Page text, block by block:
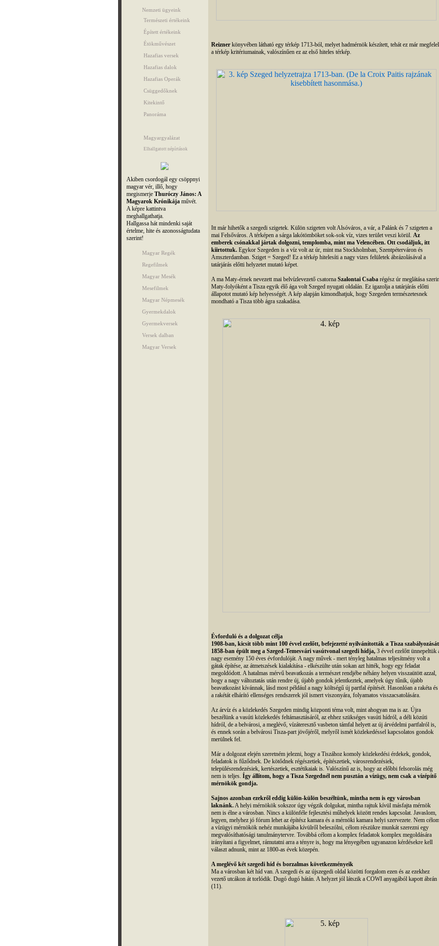
Nemzeti ügyeink
Természeti értékeink
Épített értékeink
Étökművészet
Hazafias versek
Hazafias dalok
Hazafias Operák
Csüggedőknek
Kitekintő
Panoráma
Magyargyalázat
Elhallgatott népírtások
Akiben csordogál egy csöppnyi
magyar vér, illő, hogy
megismerje Thuróczy János: A
Magyarok Krónikájaművét.
A képre kattintva
meghallgathatja.
Hallgassa hát mindenki saját
értelme, hite és azonosságtudata
szerint!
Magyar Regék
Regefilmek
Magyar Mesék
Mesefilmek
Magyar Népmesék
Gyermekdalok
Gyermekversek
Versek dalban
Magyar Versek
Reiznerkönyvében látható egy térkép 1713-ból, melyet hadmérnök készített, tehát ez már megfelel
a térkép kritériumainak, valószínűen ez az első hiteles térkép.
Itt már hihetők a szegedi szigetek. Külön szigeten volt Alsóváros, a vár, a Palánk és 7 szigeten a
mai Felsőváros. A térképen a sárga lakótömböket sok-sok víz, vizes terület veszi körül. Az
emberek csónakkal jártak dolgozni, templomba, mint ma Velencében. Ott csodáljuk, itt
kiirtottuk.Egykor Szegeden is a víz volt az úr, mint ma Stockholmban, Szentpéterváron és
Amszterdamban. Sziget = Szeged! Ez a térkép hitelesíti a nagy vizes felületek ábrázolásával a
tatárjárás előtti helyzetet mutató képet.
A ma Maty-érnek nevezett mai belvízlevezető csatorna Szalontai Csabarégész úr meglátása
Maty-folyóként a Tisza egyik élő ága volt Szeged nyugati oldalán. Ez igazolja a tatárjárás előtti
állapotot mutató kép helyességét. A kép alapján kimondhatjuk, hogy Szegeden természetesnek
mondható a Tisza több ágra szakadása.
Évforduló és a dolgozat célja
1908-ban, kicsit több mint 100 évvel ezelőtt, befejezetté nyilvánították a Tisza
1858-ban épült meg a Szeged-Temesvári vasútvonal szegedi hídja,3 évvel ezelőtt ünnepeltük
nagy esemény 150 éves évfordulóját. A nagy művek - mert tényleg hatalmas teljesítmény volt a
gátak építése, az átmetszések kialakítása - elkészülte után sokan azt hitték, hogy egy feladat
megoldódott. A hatalmas mérvű beavatkozás a természet rendjébe néhány helyen visszaütött azzal,
hogy a nagy változtatás után rendre új, újabb gondok jelentkeztek, amelyek úgy tűnik, újabb
beavatkozást kívánnak, lásd most például a nagy költségű új partfal építését. Hasonlóan a rakéta és
a rakétát elhárító ellenséges rendszerek jól ismert viszonyára, folyamatos visszacsatolására.
Az árvíz és a közlekedés Szegeden mindig központi téma volt, mint ahogyan ma is az. Újra
beszélünk a vasúti közlekedés feltámasztásáról, az ehhez szükséges vasúti hídról, a déli közúti
hídról, de a belvárosi, a meglévő, vízáteresztő vasbeton támfal helyett az új árvédelmi partfalról is,
és ennek során a belvárosi Tisza-part jövőjéről, melyről ismét közlekedéssel kapcsolatos gondok
merülnek fel.
Már a dolgozat elején szeretném jelezni, hogy a Tiszához komoly közlekedési érdekek, gondok,
feladatok is fűződnek. De kötődnek régészetiek, építészetiek, városrendezésiek,
településrendezésiek, kertészetiek, esztétikaiak is. Valószínű az is, hogy az előbbi felsorolás még
nem is teljes. Így állítom, hogy a Tisza Szegednél nem pusztán a vízügy, nem csak a vízépítő
mérnökök gondja.
Sajnos azonban ezekről eddig külön-külön beszéltünk, mintha nem is egy városban
laknánk.A helyi mérnökök sokszor úgy végzik dolgukat, mintha rajtuk kívül másfajta mérnök
nem is élne a városban. Nincs a különféle fejlesztési műhelyek között rendes kapcsolat. Javaslom,
legyen, melyhez jó fórum lehet az építész kamara és a mérnöki kamara helyi szervezete. Nem
a vízügyi mérnökök nehéz munkájába kívülről beleszólni, célom részükre munkát szerezni egy
megvalósíthatósági tanulmánytervre. Továbbá célom a komplex feladatok komplex megoldására
irányítani a figyelmet, rámutatni arra a tényre is, hogy ma lényegében ugyanazon kérdésekre kell
választ adnunk, mint az 1800-as évek közepén.
A meglévő két szegedi híd és borzalmas következményeik
Ma a városban két híd van. A szegedi és az újszegedi oldal közötti forgalom ezen és az ezekhez
vezető utcákon át torlódik. Dugó dugó hátán. A helyzet jól látszik a COWI anyagából kapott ábrán
(11).